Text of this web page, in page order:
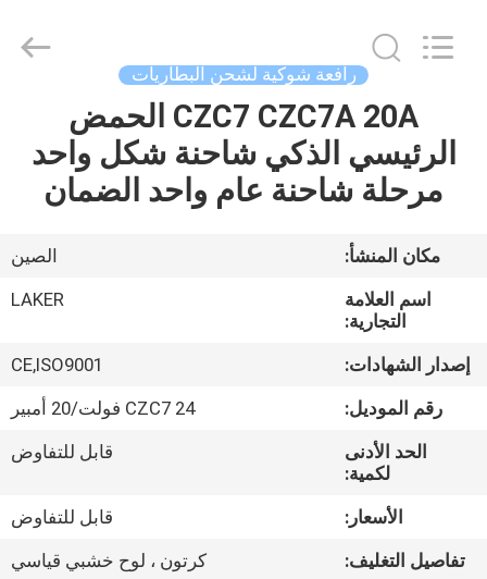
المنتجات
حول
جولة
المعمل
الجودة
AUTOPARTS
CO.,LIMITED.
رافعة شوكية لشحن البطاريات
CZC7 CZC7A 20A الحمض
الرئيسي الذكي شاحنة شكل واحد
مرحلة شاحنة عام واحد الضمان
مكان المنشأ:
الصين
اسم العلامة
التجارية:
LAKER
إصدار الشهادات:
CE,ISO9001
رقم الموديل:
CZC7 24 فولت/20 أمبير
الحد الأدنى
لكمية:
قابل للتفاوض
الأسعار:
قابل للتفاوض
تفاصيل التغليف:
كرتون ، لوح خشبي قياسي